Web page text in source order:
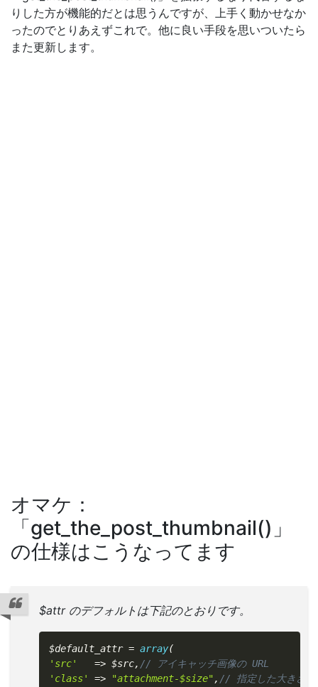
りした方が機能的だとは思うんですが、上手く動かせなか
ったのでとりあえずこれで。他に良い手段を思いついたら
また更新します。
オマケ：
「get_the_post_thumbnail()」
の仕様はこうなってます
$attr のデフォルトは下記のとおりです。
$default_attr = array(
'src'
=> $src, // アイキャッチ画像の URL
'class'
=> "attachment-$size", // 指定した大きさ